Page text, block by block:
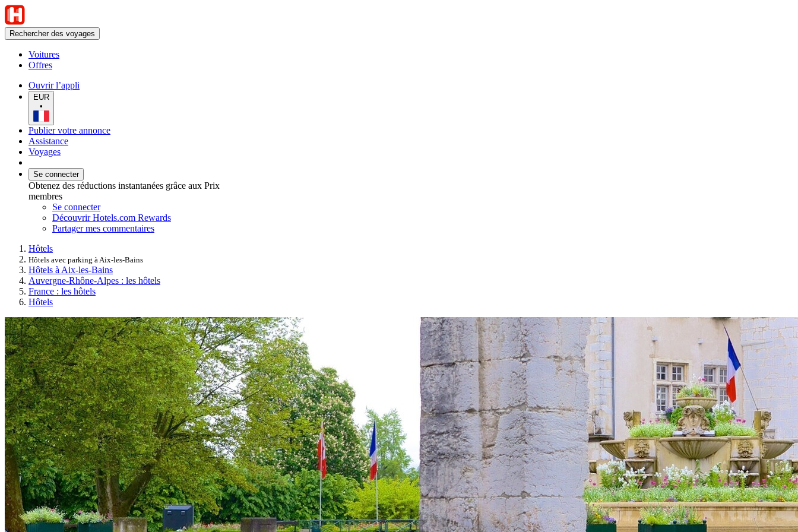
Rechercher des voyages
Voitures
Offres
Ouvrir l’appli
EUR
•
Publier votre annonce
Assistance
Voyages
Se connecter
Obtenez des réductions instantanées grâce aux Prix
membres
Se connecter
Découvrir Hotels.com Rewards
Partager mes commentaires
Hôtels
Hôtels avec parking à Aix-les-Bains
Hôtels à Aix-les-Bains
Auvergne-Rhône-Alpes : les hôtels
France : les hôtels
Hôtels